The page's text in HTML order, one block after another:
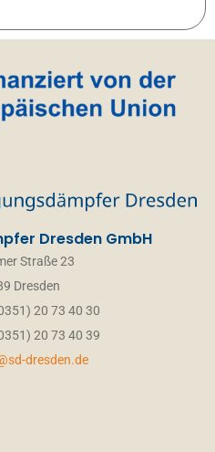
Dresden GmbH
Straße 23
Dresden
20 73 40 30
20 73 40 39
dresden.de